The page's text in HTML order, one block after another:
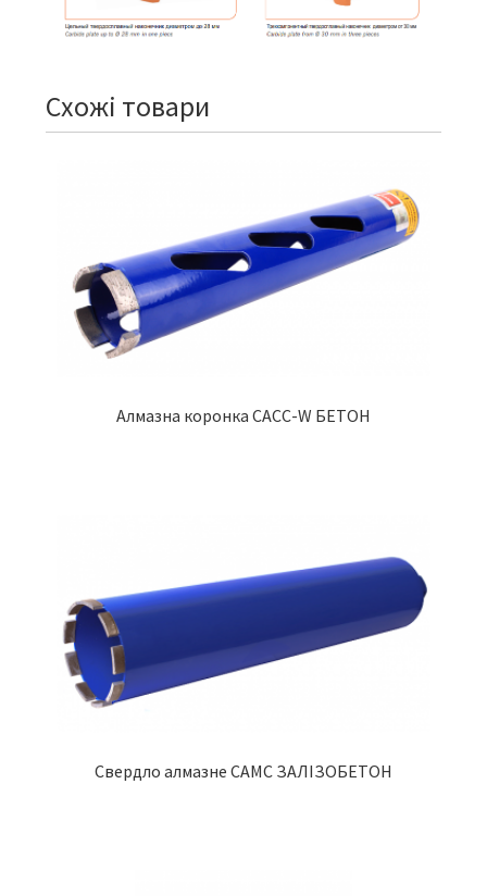
Схожі товари
Алмазна коронка CACC-W БЕТОН
Свердло алмазне CAMC ЗАЛІЗОБЕТОН